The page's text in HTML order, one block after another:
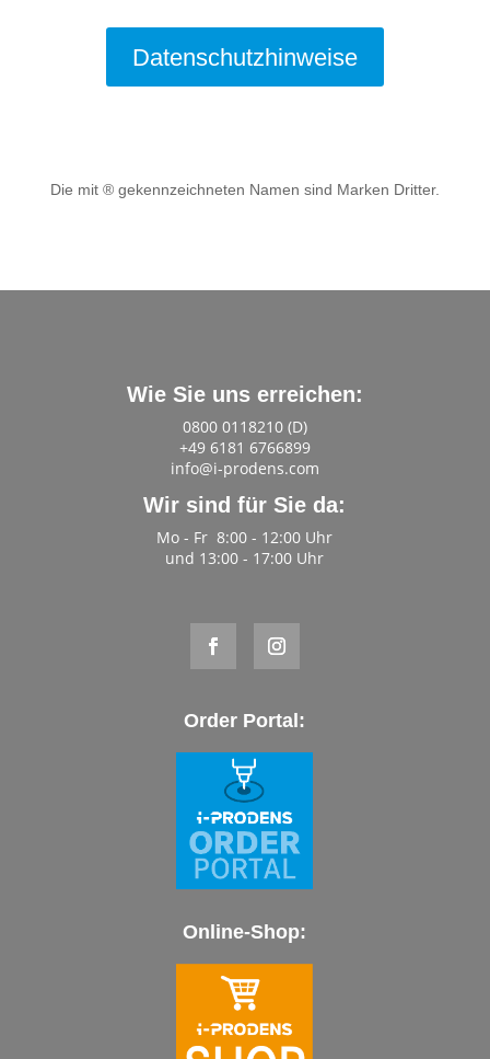
Datenschutzhinweise
Die mit ® gekennzeichneten Namen sind Marken Dritter.
Wie Sie uns erreichen:
0800 0118210 (D)
+49 6181 6766899
info@i-prodens.com
Wir sind für Sie da:
Mo - Fr 8:00 - 12:00 Uhr
und 13:00 - 17:00 Uhr
Order Portal:
Online-Shop: